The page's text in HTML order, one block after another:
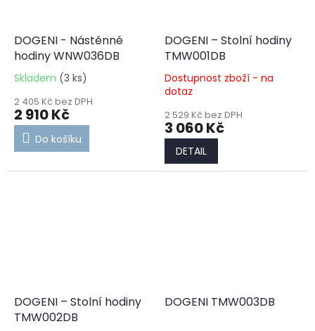
DOGENI - Nástěnné
hodiny WNW036DB
Skladem (3 ks)
2 405 Kč bez DPH
2 910 Kč
Do košíku
DOGENI – Stolní hodiny
TMW001DB
Dostupnost zboží - na
dotaz
2 529 Kč bez DPH
3 060 Kč
DETAIL
DOGENI – Stolní hodiny
TMW002DB
DOGENI TMW003DB